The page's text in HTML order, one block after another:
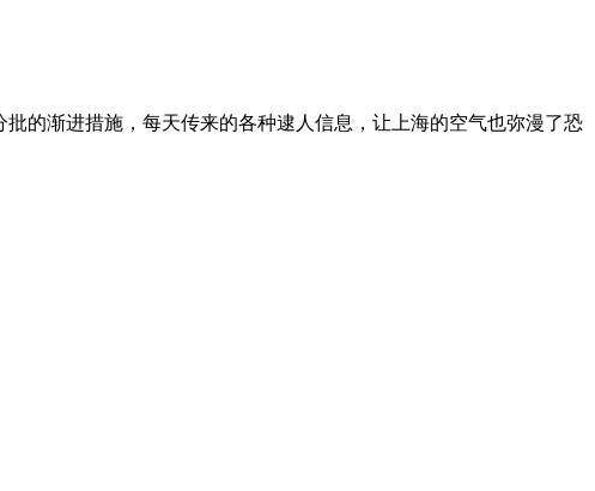
的渐进措施，每天传来的各种逮人信息，让上海的空气也弥漫了恐